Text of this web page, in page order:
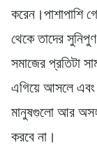
করেন।পাশাপাশি
থেকে তাদের
সমাজের প্রতিটা
এগিয়ে আসলে এবং
মানুষগুলো আর
করবে না।